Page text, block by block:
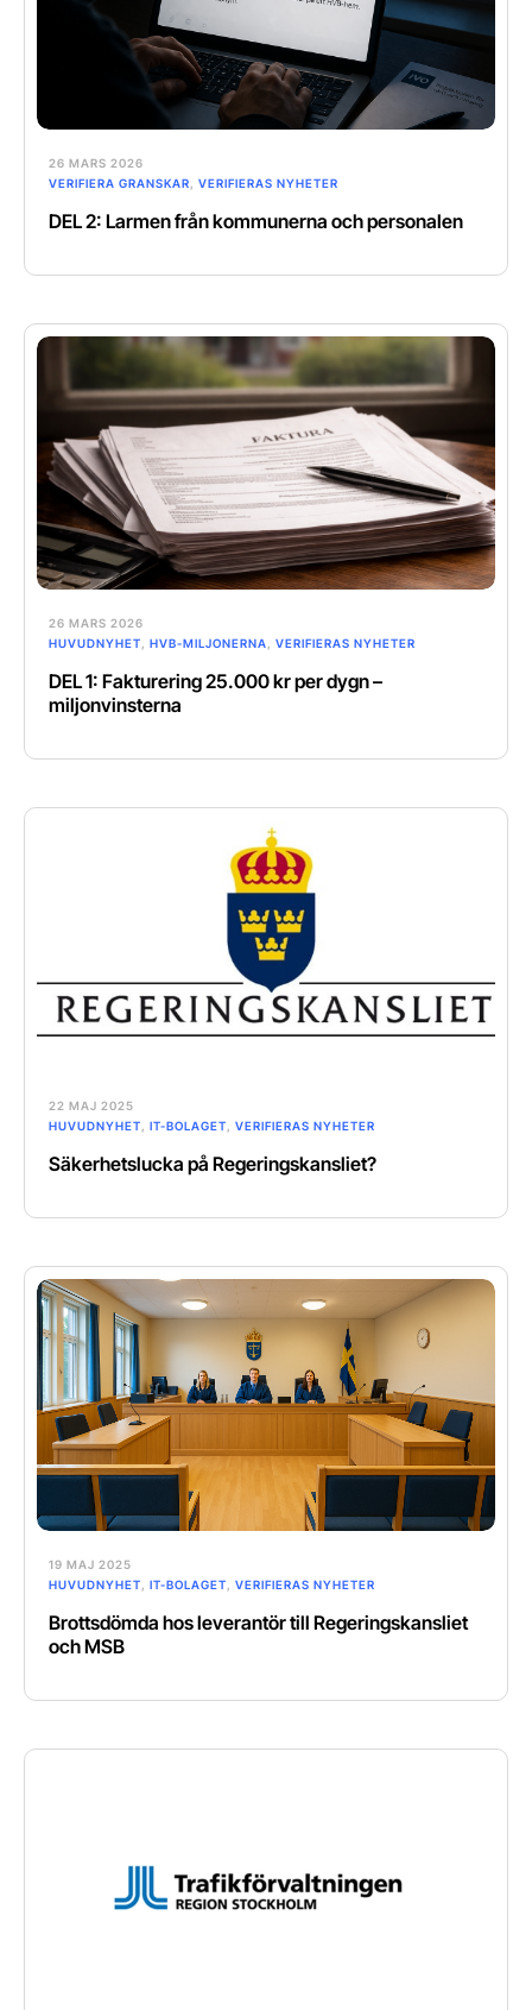
26 MARS 2026
VERIFIERA GRANSKAR
VERIFIERAS NYHETER
DEL 2: Larmen från kommunerna och personalen
26 MARS 2026
HUVUDNYHET
HVB-MILJONERNA VERIFIERAS NYHETER
DEL 1: Fakturering 25.000 kr per dygn –
miljonvinsterna
22 MAJ 2025
HUVUDNYHET
IT-BOLAGET VERIFIERAS NYHETER
Säkerhetslucka på Regeringskansliet?
19 MAJ 2025
HUVUDNYHET
IT-BOLAGET VERIFIERAS NYHETER
Brottsdömda hos leverantör till Regeringskansliet
och MSB